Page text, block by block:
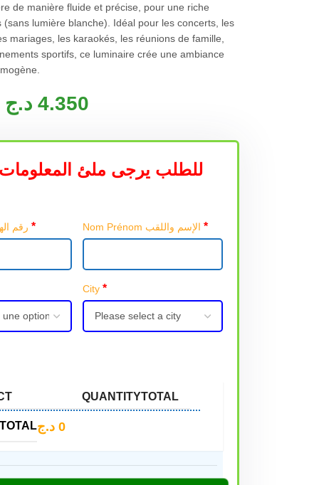
de manière fluide et précise, pour une riche
(sans lumière blanche). Idéal pour les concerts, les
mariages, les karaokés, les réunions de famille,
sportifs, ce luminaire crée une ambiance
4.350 د.ج
للطلب يرجى ملئ
* *
City *
QUANTITYTOTAL
0 د.ج